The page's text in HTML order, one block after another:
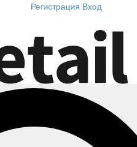
Регистрация Вход